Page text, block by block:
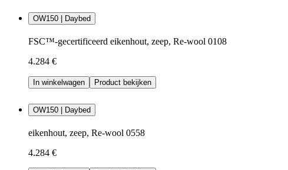
OW150 | Daybed
FSC™-gecertificeerd eikenhout, zeep, Re-wool 0108
4.284 €
In winkelwagen Product bekijken
OW150 | Daybed
eikenhout, zeep, Re-wool 0558
4.284 €